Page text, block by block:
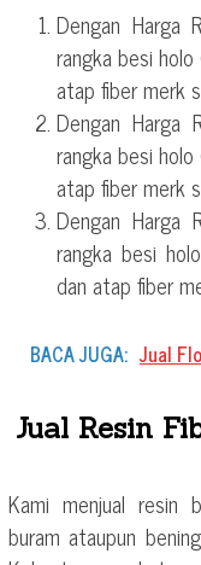
Dengan Harga
rangka besi
atap fiber merk
Dengan Harga
rangka besi
atap fiber merk
Dengan Harga
rangka besi
dan atap fiber
BACA JUGA: Jual
Jual Resin
Kami menjual resin
buram ataupun